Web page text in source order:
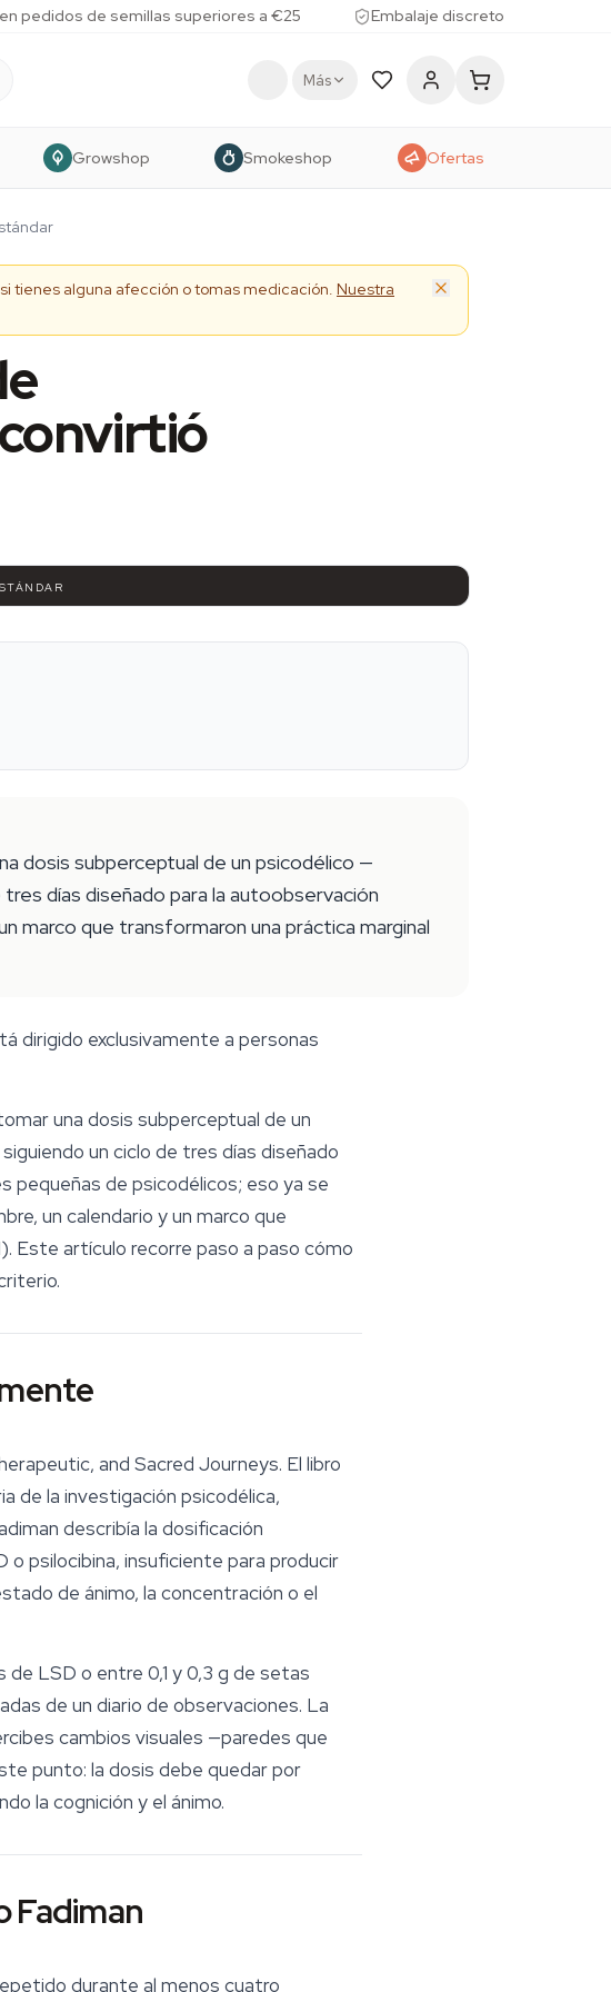
pedidos de semillas superiores a €25 Embalaje discreto
Más
Growshop Smokeshop Ofertas
tienes alguna afección o tomas medicación. Nuestra
dosis subperceptual de un psicodélico —
días diseñado para la autoobservación
marco que transformaron una práctica marginal
dirigido exclusivamente a personas
una dosis subperceptual de un
un ciclo de tres días diseñado
pequeñas de psicodélicos; eso ya se
un calendario y un marco que
Este artículo recorre paso a paso cómo
and Sacred Journeys. El libro
de la investigación psicodélica,
describía la dosificación
o psilocibina, insuficiente para producir
de ánimo, la concentración o el
LSD o entre 0,1 y 0,3 g de setas
de un diario de observaciones. La
cambios visuales —paredes que
punto: la dosis debe quedar por
la cognición y el ánimo.
Fadiman
durante al menos cuatro